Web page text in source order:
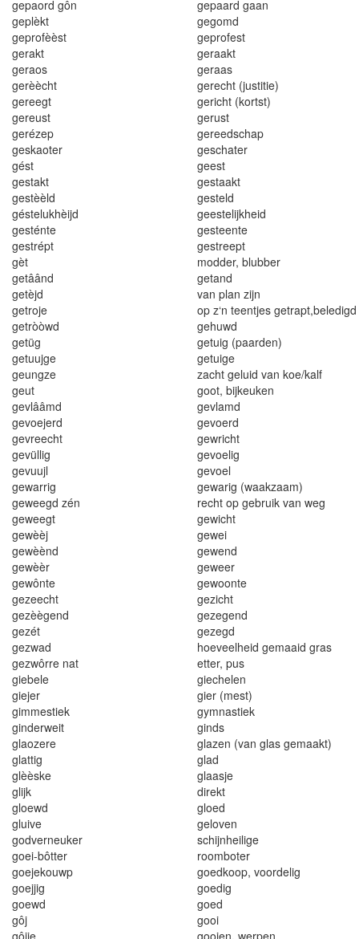
gepaord gôn
gepaard gaan
geplèkt
gegomd
geprofèèst
geprofest
gerakt
geraakt
geraos
geraas
gerèècht
gerecht (justitie)
gereegt
gericht (kortst)
gereust
gerust
gerézep gereedschap
geskaoter
geschater
gést
geest
gestakt
gestaakt
gestèèld
gesteld
géstelukhèijd
geestelijkheid
gesténte
gesteente
gestrépt
gestreept
gèt
modder, blubber
getâând
getand
getèjd
van plan zijn
getroje
op z‘n teentjes getrapt,beledigd
getròòwd
gehuwd
getüg
getuig (paarden)
getuujge
getuige
geungze
zacht geluid van koe/kalf
geut
goot, bijkeuken
gevlââmd gevlamd
gevoejerd
gevoerd
gevreecht
gewricht
gevüllig
gevoelig
gevuujl
gevoel
gewarrig
gewarig (waakzaam)
geweegd zén
recht op gebruik van weg
geweegt
gewicht
gewèèj
gewei
gewèènd
gewend
gewèèr
geweer
gewônte
gewoonte
gezeecht
gezicht
gezèègend
gezegend
gezét
gezegd
gezwad
hoeveelheid gemaaid gras
gezwôrre nat etter, pus
giebele
giechelen
giejer
gier (mest)
gimmestiek
gymnastiek
ginderweit
ginds
glaozere
glazen (van glas gemaakt)
glattig glad
glèèske glaasje
glijk
direkt
gloewd
gloed
gluive
geloven
godverneuker
schijnheilige
goei-bôtter
roomboter
goejekouwp
goedkoop, voordelig
goejjig
goedig
goewd
goed
gôj
gooi
gôjje
gooien, werpen